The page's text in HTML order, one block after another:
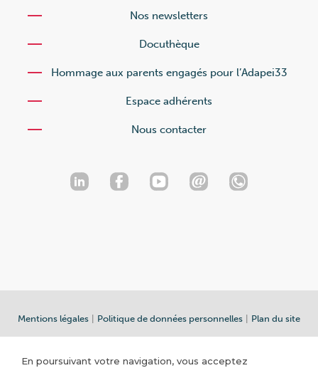
Nos newsletters
Docuthèque
Hommage aux parents engagés pour l’Adapei33
Espace adhérents
Nous contacter
Mentions légales Politique de données personnelles Plan du site
En poursuivant votre navigation, vous acceptez